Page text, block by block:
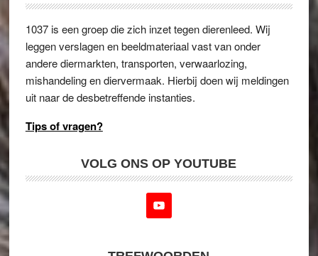
1037 is een groep die zich inzet tegen dierenleed. Wij
leggen verslagen en beeldmateriaal vast van onder
andere diermarkten, transporten, verwaarlozing,
mishandeling en diervermaak. Hierbij doen wij meldingen
uit naar de desbetreffende instanties.
Tips of vragen?
VOLG ONS OP YOUTUBE